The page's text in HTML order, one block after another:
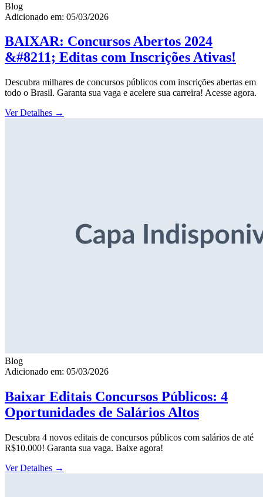
Blog
Adicionado em: 05/03/2026
BAIXAR: Concursos Abertos 2024
&#8211; Editas com Inscrições Ativas!
Descubra milhares de concursos públicos com inscrições abertas em
todo o Brasil. Garanta sua vaga e acelere sua carreira! Acesse agora.
Ver Detalhes →
Blog
Adicionado em: 05/03/2026
Baixar Editais Concursos Públicos: 4
Oportunidades de Salários Altos
Descubra 4 novos editais de concursos públicos com salários de até
R$10.000! Garanta sua vaga. Baixe agora!
Ver Detalhes →